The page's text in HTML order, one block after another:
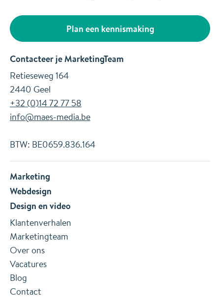
Plan een kennismaking
Contacteer je MarketingTeam
Retieseweg 164
2440 Geel
+32 (0)14 72 77 58
info@maes-media.be
BTW: BE0659.836.164
Marketing
Webdesign
Designenvideo
Klantenverhalen
Marketingteam
Over ons
Vacatures
Blog
Contact